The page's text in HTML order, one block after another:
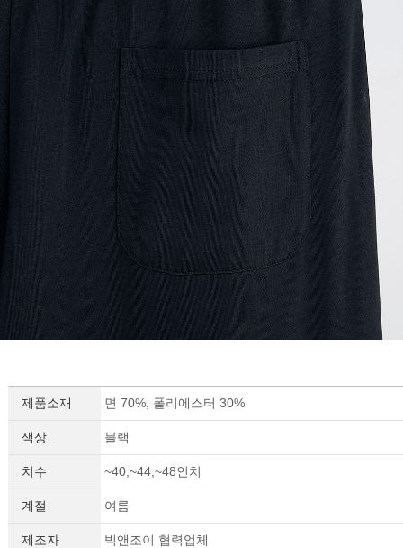
제품소재 면 70%, 폴리에스터 30%
색상 블랙
치수 ~40,~44,~48인치
계절 여름
제조자 빅앤조이 협력업체